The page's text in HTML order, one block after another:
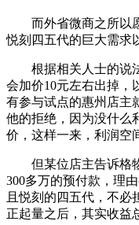
而外省微商之所以
悦刻四五代的巨大需求
根据相关人士的说
会加价10元左右出掉，
有参与试点的惠州店主
他的拒绝，因为没什么
价，这样一来，利润空
但某位店主告诉格
300多万的预付款，理
且悦刻的四五代，不必
正起量之后，其实收益